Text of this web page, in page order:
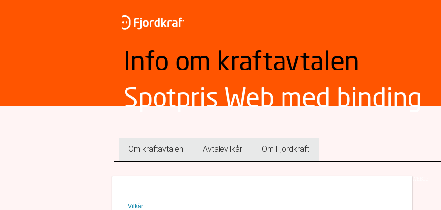
Info om kraftavtalen
Spotpris Web med binding
Om kraftavtalen Avtalevilkår Om Fjordkraft
Vilkår